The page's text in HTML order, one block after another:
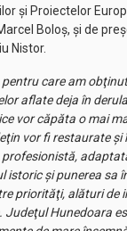
şi Proiectelor
Boloş, şi de
Nistor.
care am
aflate deja în
vor căpăta o mai
vor fi restaurate
istoric şi punerea sa
priorităţi, alături de
Judeţul Hunedoara